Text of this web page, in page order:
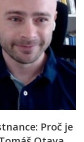
Proč je